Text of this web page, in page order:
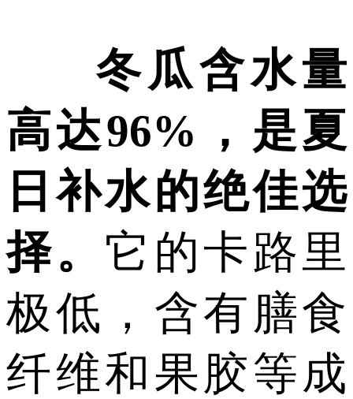
冬瓜含水量
高达96%，是夏
日补水的绝佳选
择。 它的卡路里
极低，含有膳食
纤维和果胶等成